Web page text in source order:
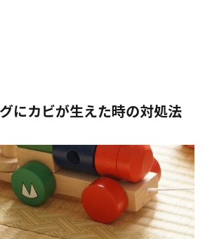
にカビが生えた時の対処法